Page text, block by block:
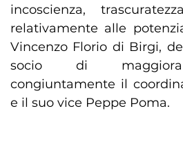
incoscienza,
relativamente alle
Vincenzo Florio di Birgi,
socio di
congiuntamente il
e il suo vice Peppe Poma.